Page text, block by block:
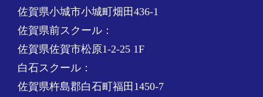
佐賀県小城市小城町畑田436-1
佐賀県前スクール：
佐賀県佐賀市松原1-2-25 1F
白石スクール：
佐賀県杵島郡白石町福田1450-7